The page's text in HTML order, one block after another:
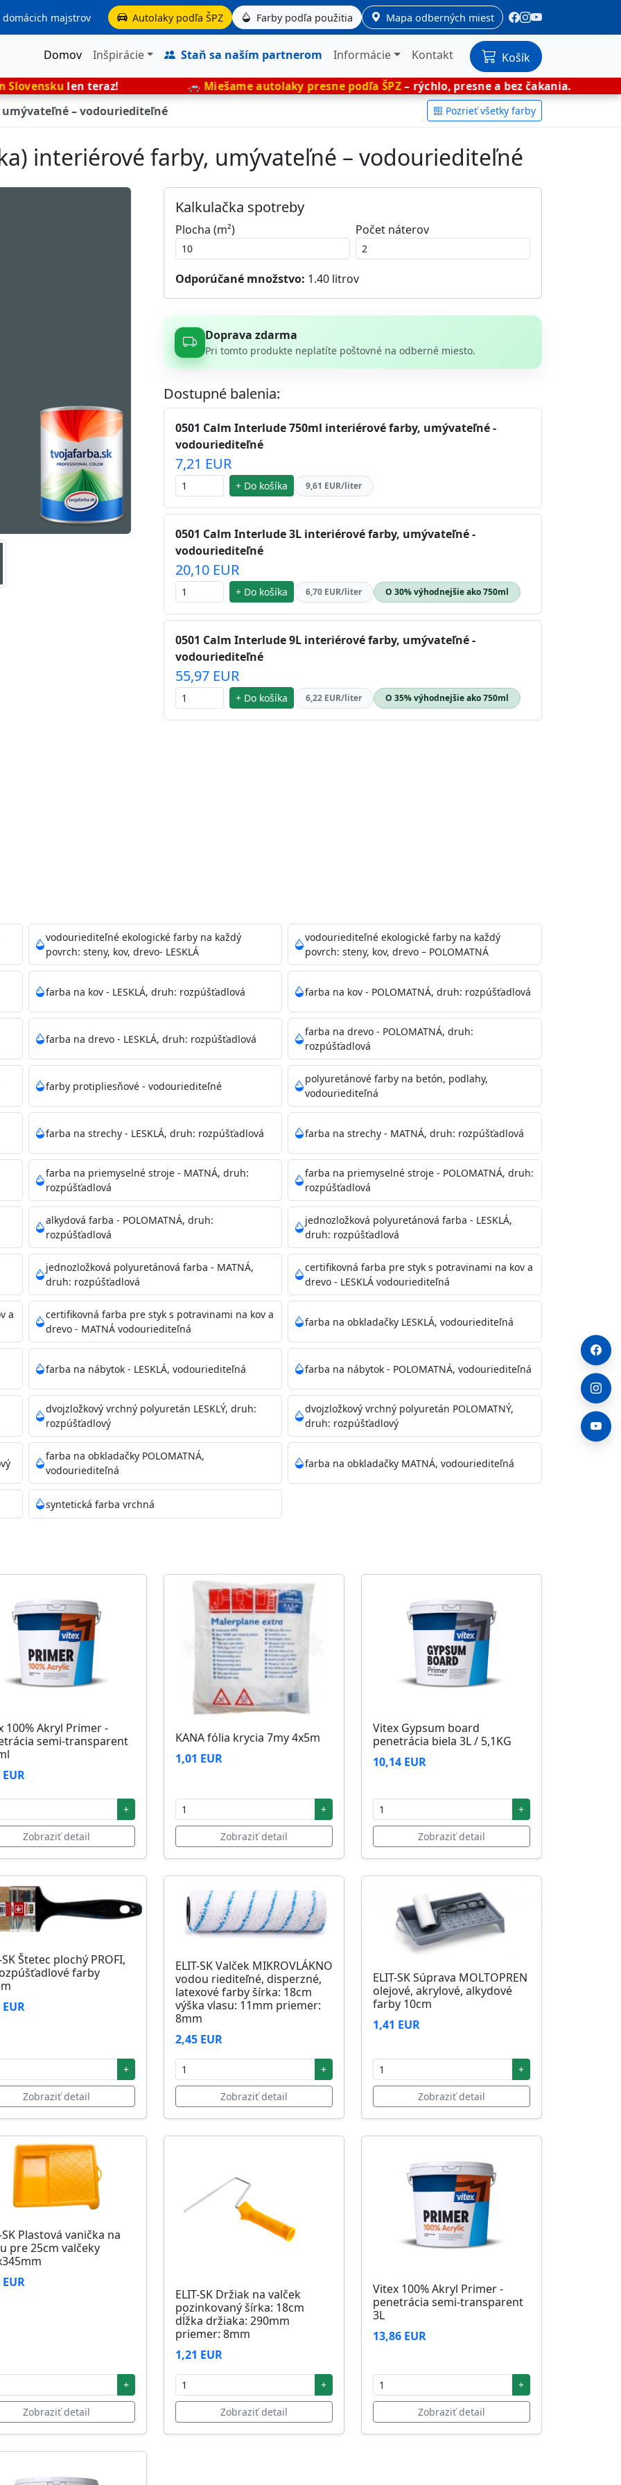
majstrov Autolaky podľa ŠPZ Farby podľa použitia Mapa odberných miest
Domov Inšpirácie Staň sa naším partnerom Informácie Kontakt Košík
teraz! 🚗 Miešame autolaky presne podľa ŠPZ– rýchlo, presne a bez čakania. 🎨
– vodouriediteľné Pozrieť všetky farby
interiérové farby, umývateľné – vodouriediteľné
Kalkulačka spotreby
Plocha (m²) Počet náterov
Odporúčané množstvo: 1.40 litrov
Doprava zdarma
Pri tomto produkte neplatíte poštovné na odberné miesto.
Dostupné balenia:
0501 Calm Interlude 750ml interiérové farby, umývateľné -
vodouriediteľné
7,21 EUR
+ Do košíka 9,61 EUR/liter
0501 Calm Interlude 3L interiérové farby, umývateľné -
vodouriediteľné
20,10 EUR
+ Do košíka 6,70 EUR/liter O 30% výhodnejšie ako 750ml
0501 Calm Interlude 9L interiérové farby, umývateľné -
vodouriediteľné
55,97 EUR
+ Do košíka 6,22 EUR/liter O 35% výhodnejšie ako 750ml
náteru. Preto je
sú nemocnice, pôrodnice, operačné
škôlky, telocvične, a samozrejme je
(trieda 2 podľa EN 13300) pri
povrchov. Má vynikajúcu kryciu schopnosť,
tónovať v bohatej škále odtieňov.
Pantone
spôsobu aplikácie. Dobre premiešajte a občas opakujte aj počas náteru. Naneste jednu
farba zasychá na dotyk po 30-60min./23°C po dokonalom preschnutí minimálne 3-
Doba schnutia je závislá na poveternostných podmienkach s vyššou vlhkosťou a nižšou
alebo pri relatívnej vlhkosti nad 80%.
na bezpečnú likvidáciu.
prachu, mastnoty, solí a materiálov so zlou priľnavosťou. Otvory alebo trhliny vyplňte
light putty a prebrúste. Nové alebo porézne povrchy natreté menej kvalitnými farbami
5°C až 25°C
vodouriediteľné ekologické farby na každý
povrch: steny, kov, drevo- LESKLÁ
vodouriediteľné ekologické farby na každý
povrch: steny, kov, drevo – POLOMATNÁ
farba na kov - LESKLÁ, druh: rozpúšťadlová farba na kov - POLOMATNÁ, druh: rozpúšťadlová
farba na drevo - LESKLÁ, druh: rozpúšťadlová
farba na drevo - POLOMATNÁ, druh:
rozpúšťadlová
farby protipliesňové - vodouriediteľné
polyuretánové farby na betón, podlahy,
vodouriediteľná
farba na strechy - LESKLÁ, druh: rozpúšťadlová farba na strechy - MATNÁ, druh: rozpúšťadlová
farba na priemyselné stroje - MATNÁ, druh:
rozpúšťadlová
farba na priemyselné stroje - POLOMATNÁ, druh:
rozpúšťadlová
alkydová farba - POLOMATNÁ, druh:
rozpúšťadlová
jednozložková polyuretánová farba - LESKLÁ,
druh: rozpúšťadlová
jednozložková polyuretánová farba - MATNÁ,
druh: rozpúšťadlová
certifikovná farba pre styk s potravinami na kov a
drevo - LESKLÁ vodouriediteľná
a
certifikovná farba pre styk s potravinami na kov a
drevo - MATNÁ vodouriediteľná
farba na obkladačky LESKLÁ, vodouriediteľná
farba na nábytok - LESKLÁ, vodouriediteľná farba na nábytok - POLOMATNÁ, vodouriediteľná
dvojzložkový vrchný polyuretán LESKLÝ, druh:
rozpúšťadlový
dvojzložkový vrchný polyuretán POLOMATNÝ,
druh: rozpúšťadlový
farba na obkladačky POLOMATNÁ,
vodouriediteľná
farba na obkladačky MATNÁ, vodouriediteľná
syntetická farba vrchná
100% Akryl Primer -
semi-transparent
+
Zobraziť detail
KANA fólia krycia 7my 4x5m
1,01 EUR
+
Zobraziť detail
Vitex Gypsum board
penetrácia biela 3L / 5,1KG
10,14 EUR
+
Zobraziť detail
SK Štetec plochý PROFI,
farby
+
Zobraziť detail
ELIT-SK Valček MIKROVLÁKNO
vodou riediteľné, disperzné,
latexové farby šírka: 18cm
výška vlasu: 11mm priemer:
8mm
2,45 EUR
+
Zobraziť detail
ELIT-SK Súprava MOLTOPREN
olejové, akrylové, alkydové
farby 10cm
1,41 EUR
+
Zobraziť detail
SK Plastová vanička na
pre 25cm valčeky
+
Zobraziť detail
ELIT-SK Držiak na valček
pozinkovaný šírka: 18cm
dĺžka držiaka: 290mm
priemer: 8mm
1,21 EUR
+
Zobraziť detail
Vitex 100% Akryl Primer -
penetrácia semi-transparent
3L
13,86 EUR
+
Zobraziť detail